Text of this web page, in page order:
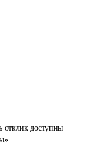
отклик доступны